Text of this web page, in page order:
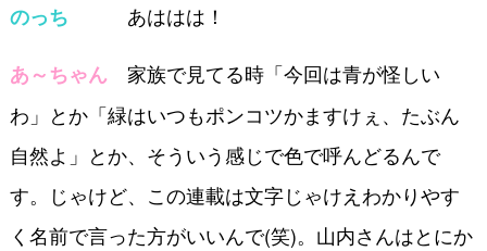
のっち あははは！
あ～ちゃん 家族で見てる時「今回は青が怪しい
わ」とか「緑はいつもポンコツかますけぇ、たぶん
自然よ」とか、そういう感じで色で呼んどるんで
す。じゃけど、この連載は文字じゃけえわかりやす
く名前で言った方がいいんで(笑)。山内さんはとにか